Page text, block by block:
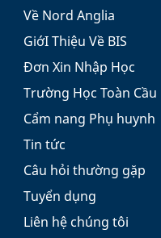
Về Nord Anglia
GiớI Thiệu Về BIS
Đơn Xin Nhập Học
Trường Học Toàn Cầu
Cẩm nang Phụ huynh
Tin tức
Câu hỏi thường gặp
Tuyển dụng
Liên hệ chúng tôi